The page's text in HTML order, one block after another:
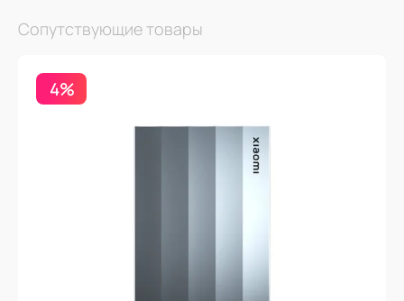
Сопутствующие товары
4%